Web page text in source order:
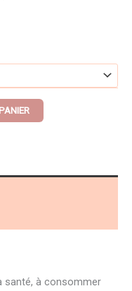
santé, à consommer